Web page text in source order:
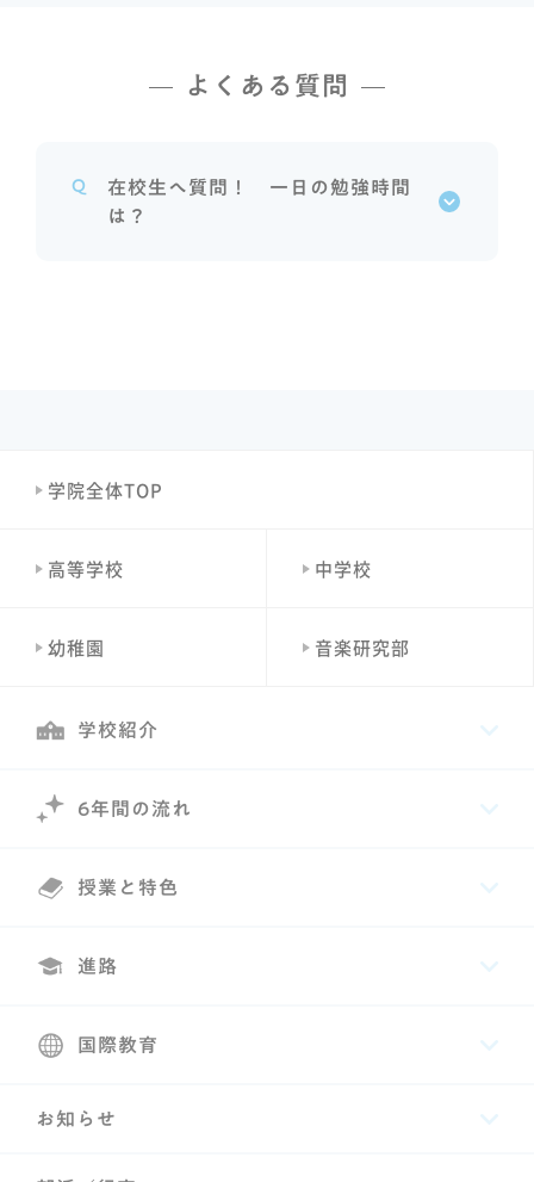
よくある質問
Q
在校生へ質問！ 一日の勉強時間
は？
学院全体TOP
高等学校 中学校
幼稚園 音楽研究部
学校紹介
6年間の流れ
授業と特色
進路
国際教育
お知らせ